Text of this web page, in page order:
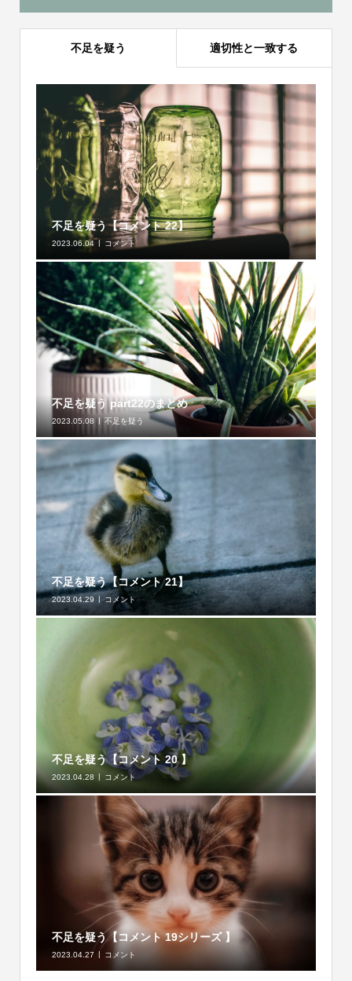
不足を疑う 適切性と一致する
不足を疑う【コメント 22】
2023.06.04 コメント
不足を疑う part22のまとめ
2023.05.08 不足を疑う
不足を疑う【コメント 21】
2023.04.29 コメント
不足を疑う【コメント 20 】
2023.04.28 コメント
不足を疑う【コメント 19シリーズ 】
2023.04.27 コメント